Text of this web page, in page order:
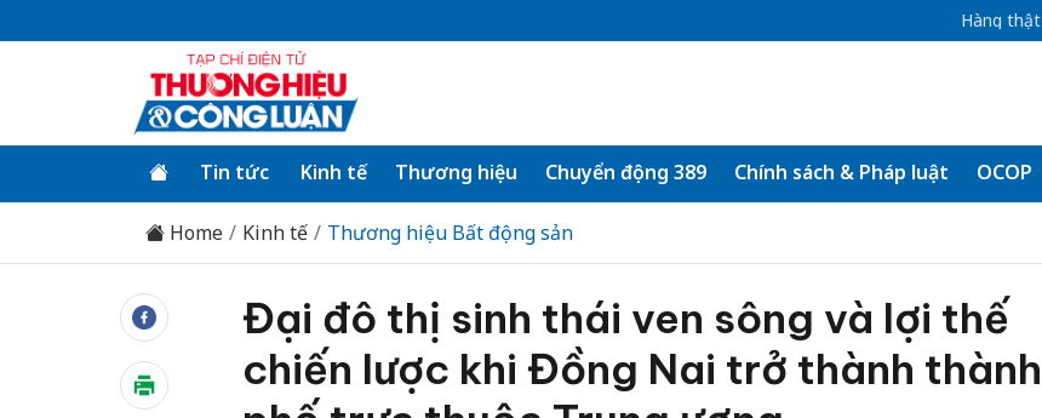
Hàng thật
Tin tức Kinh tế Thương hiệu Chuyển động 389 Chính sách & Pháp luật OCOP
Home Kinh tế Thương hiệu Bất động sản
Đại đô thị sinh thái ven sông và lợi thế
chiến lược khi Đồng Nai trở thành thành